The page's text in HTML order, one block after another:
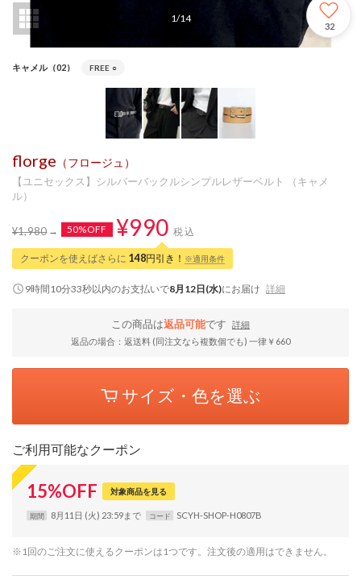
1/14
32
キャメル（02） FREE ○
florge （フロージュ）
【ユニセックス】シルバーバックルシンプルレザーベルト （キャメ
ル）
¥1,980 50%OFF ¥990 税込
クーポンを使えばさらに 148円引き！ ※適用条件
9時間10分32秒以内のお支払いで8月12日(水)にお届け 詳細
この商品は返品可能です
詳細
返品の場合：返送料 (同注文なら複数個でも) 一律￥660
サイズ・色を選ぶ
ご利用可能なクーポン
15%OFF 対象商品を見る
期間 8月11日 (火) 23:59まで コード SCYH-SHOP-H0807B
※1回のご注文に使えるクーポンは1つです。注文後の適用はできません。